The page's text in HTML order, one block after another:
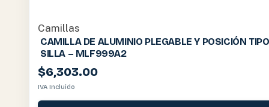
Camillas
CAMILLA DE ALUMINIO PLEGABLE Y POSICIÓN TIPO
SILLA – MLF999A2
$6,303.00
IVA Incluido